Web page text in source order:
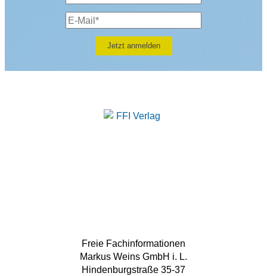
Freie Fachinformationen
Markus Weins GmbH i. L.
Hindenburgstraße 35-37